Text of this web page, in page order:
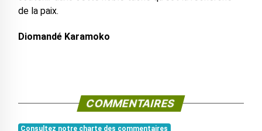
de la paix.
Diomandé Karamoko
COMMENTAIRES
Consultez notre charte des commentaires